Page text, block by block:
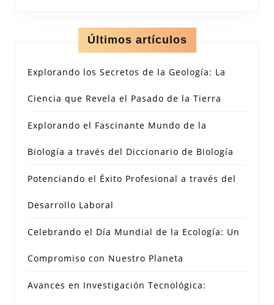
Últimos artículos
Explorando los Secretos de la Geología: La
Ciencia que Revela el Pasado de la Tierra
Explorando el Fascinante Mundo de la
Biología a través del Diccionario de Biología
Potenciando el Éxito Profesional a través del
Desarrollo Laboral
Celebrando el Día Mundial de la Ecología: Un
Compromiso con Nuestro Planeta
Avances en Investigación Tecnológica: